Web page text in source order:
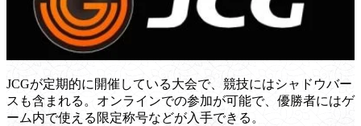
JCGが定期的に開催している大会で、競技にはシャドウバー
スも含まれる。オンラインでの参加が可能で、優勝者にはゲ
ーム内で使える限定称号などが入手できる。